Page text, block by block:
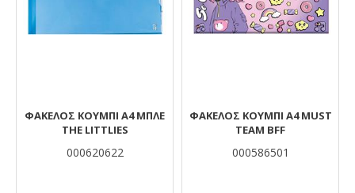
ΦΆΚΕΛΟΣ ΚΟΥΜΠΊ Α4 ΜΠΛΕ
THE LITTLIES
000620622
ΦΑΚΕΛΟΣ ΚΟΥΜΠΙ Α4 MUST
TEAM BFF
000586501